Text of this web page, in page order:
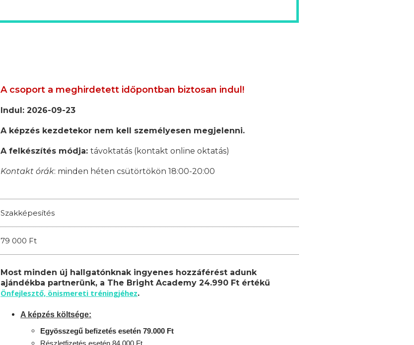
A csoport a meghirdetett időpontban biztosan indul!
Indul: 2026-09-23
A képzés kezdetekor nem kell személyesen megjelenni.
A felkészítés módja: távoktatás (kontakt online oktatás)
Kontakt órák: minden héten csütörtökön 18:00-20:00
Szakképesítés
79 000 Ft
Most minden új hallgatónknak ingyenes hozzáférést adunk
ajándékba partnerünk, a The Bright Academy 24.990 Ft értékű
Önfejlesztő, önismereti tréningjéhez.
A képzés költsége:
Egyösszegű befizetés esetén 79.000 Ft